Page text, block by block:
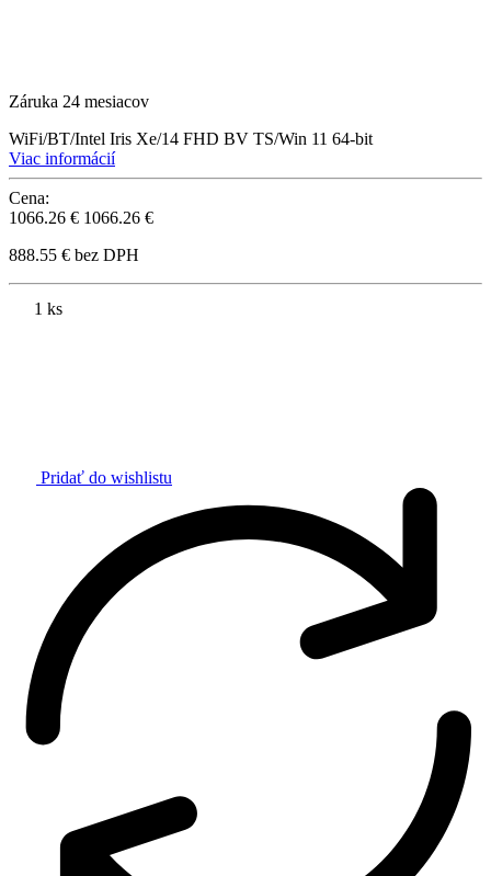
Záruka 24 mesiacov
WiFi/BT/Intel Iris Xe/14 FHD BV TS/Win 11 64-bit
Viac informácií
Cena:
1066.26 € 1066.26 €
888.55 € bez DPH
1 ks
Pridať do wishlistu